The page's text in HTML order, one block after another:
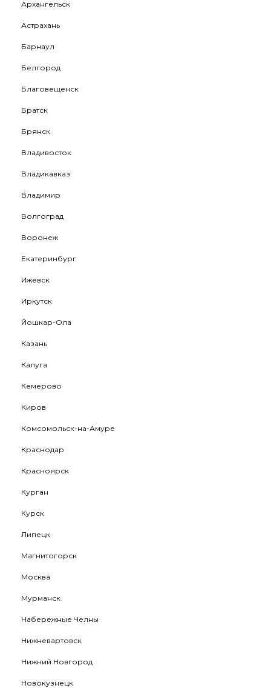
Архангельск
Астрахань
Барнаул
Белгород
Благовещенск
Братск
Брянск
Владивосток
Владикавказ
Владимир
Волгоград
Воронеж
Екатеринбург
Ижевск
Иркутск
Йошкар-Ола
Казань
Калуга
Кемерово
Киров
Комсомольск-на-Амуре
Краснодар
Красноярск
Курган
Курск
Липецк
Магнитогорск
Москва
Мурманск
Набережные Челны
Нижневартовск
Нижний Новгород
Новокузнецк